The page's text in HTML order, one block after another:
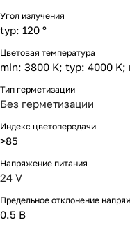
Угол излучения
typ: 120 °
Цветовая температура
min: 3800 K; typ: 4000 K;
Тип герметизации
Без герметизации
Индекс цветопередачи
>85
Напряжение питания
24 V
Предельное отклонение
0.5 В